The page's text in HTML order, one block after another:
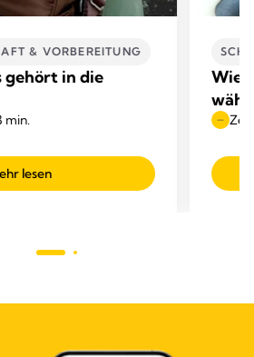
& VORBEREITUNG
gehört in die
min.
lesen
Wie
Zeit